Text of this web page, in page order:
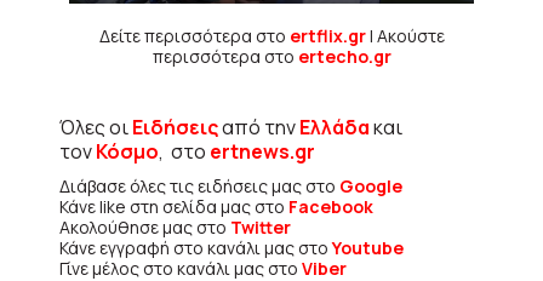
Δείτε περισσότερα στο ertflix.gr| Ακούστε
περισσότερα στο ertecho.gr
Όλες οιΕιδήσειςαπό τηνΕλλάδακαι
τονΚόσμο, στο ertnews.gr
Διάβασε όλες τις ειδήσεις μας στο Google
Κάνε like στη σελίδα μας στο Facebook
Ακολούθησε μας στο Twitter
Κάνε εγγραφή στο κανάλι μας στοYoutube
Γίνε μέλος στο κανάλι μας στο Viber